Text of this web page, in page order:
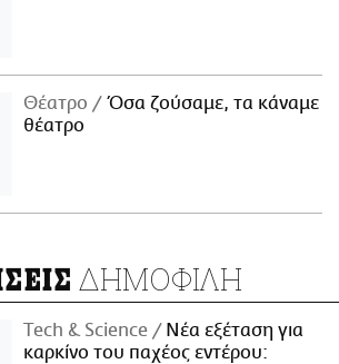
Θέατρο
Όσα ζούσαμε, τα κάναμε
θέατρο
ΔΗΜΟΦΙΛΗ
Τech & Science
Νέα εξέταση για
καρκίνο του παχέος εντέρου: